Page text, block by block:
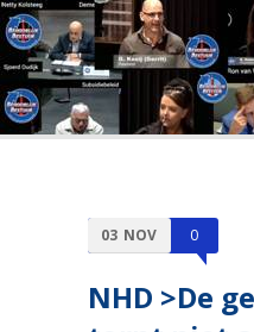
03 NOV 0
NHD >De